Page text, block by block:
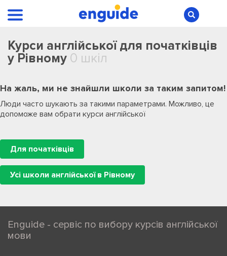
Курси англійської для початківців
у Рівному 0 шкіл
На жаль, ми не знайшли школи за таким запитом!
Люди часто шукають за такими параметрами. Можливо, це
допоможе вам обрати курси англійської
Для початківців
Усі школи англійської в Рівному
Enguide - сервіс по вибору курсів англійської
мови